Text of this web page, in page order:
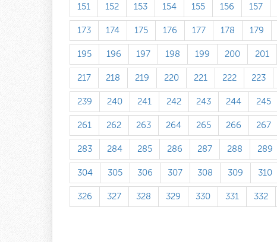
151 152 153 154 155 156 157
173 174 175 176 177 178 179
195 196 197 198 199 200 201
217 218 219 220 221 222 223
239 240 241 242 243 244 245
261 262 263 264 265 266 267
283 284 285 286 287 288 289
304 305 306 307 308 309 310
326 327 328 329 330 331 332